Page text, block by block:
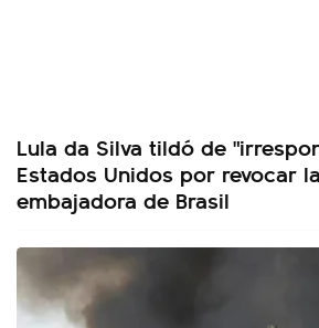
Lula da Silva tildó de
Estados Unidos por revocar
embajadora de Brasil